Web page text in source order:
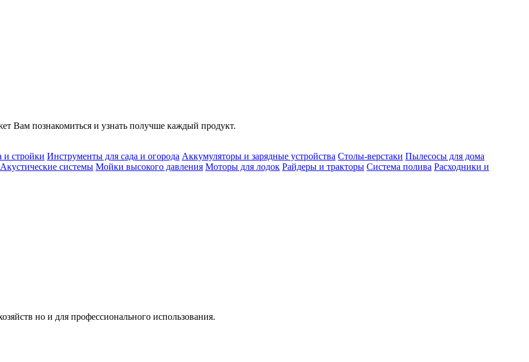
Вам познакомиться и узнать получше каждый продукт.
и стройки Инструменты для сада и огорода Аккумуляторы и зарядные устройства Столы-верстаки Пылесосы для дома
Акустические системы Мойки высокого давления Моторы для лодок Райдеры и тракторы Система полива Расходники и
но и для профессионального использования.